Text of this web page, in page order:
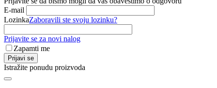
E-mail
LozinkaZaboravili ste svoju lozinku?
Prijavite se za novi nalog
Zapamti me
Prijavi se
Istražite ponudu proizvoda